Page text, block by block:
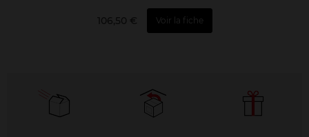
106,50 € Voir la fiche